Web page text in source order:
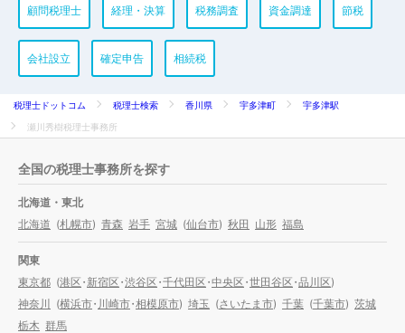
顧問税理士 経理・決算 税務調査 資金調達 節税
会社設立 確定申告 相続税
税理士ドットコム 税理士検索 香川県 宇多津町
宇多津駅
瀬川秀樹税理士事務所
全国の税理士事務所を探す
北海道・東北
北海道 (札幌市) 青森 岩手 宮城 (仙台市) 秋田 山形 福島
関東
東京都 (港区・新宿区・渋谷区・千代田区・中央区・世田谷区・品川区)
神奈川 (横浜市・川崎市・相模原市) 埼玉 (さいたま市) 千葉 (千葉市) 茨城
栃木 群馬